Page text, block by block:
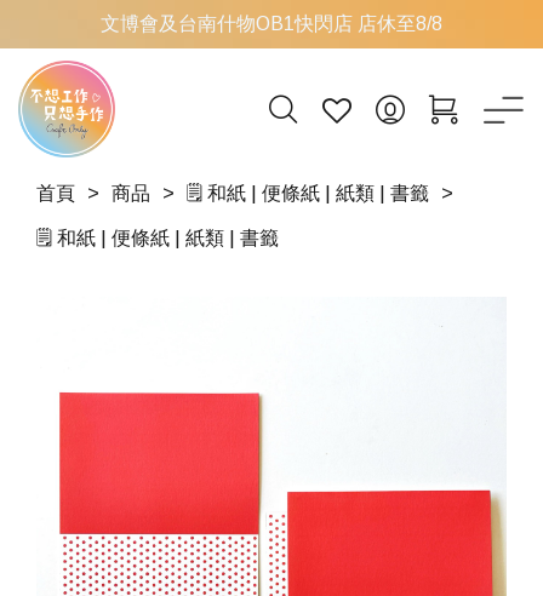
文博會及台南什物OB1快閃店 店休至8/8
首頁 商品 🗒️ 和紙 | 便條紙 | 紙類 | 書籤
🗒️ 和紙 | 便條紙 | 紙類 | 書籤